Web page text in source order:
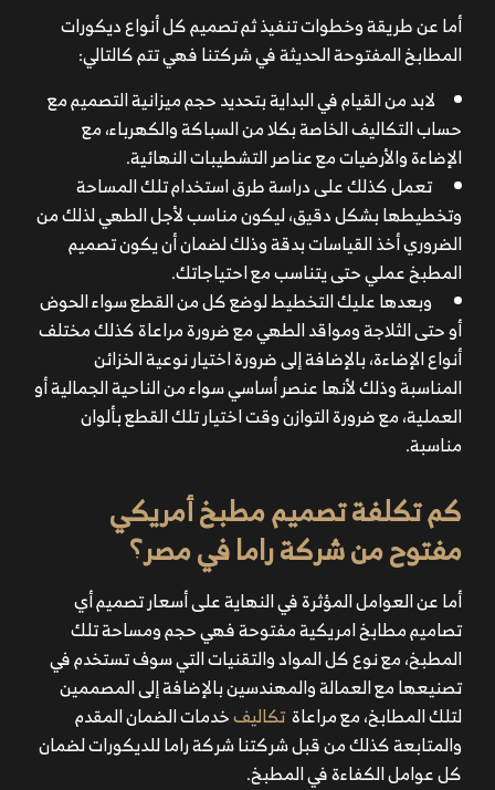
أما عن طريقة وخطوات تنفيذ ثم تصميم كل أنواع ديكورات
المطابخ المفتوحة الحديثة في شركتنا فهي تتم كالتالي:
لابد من القيام في البداية بتحديد حجم ميزانية التصميم مع
حساب التكاليف الخاصة بكلا من السباكة والكهرباء، مع
الإضاءة والأرضيات مع عناصر التشطيبات النهائية.
تعمل كذلك على دراسة طرق استخدام تلك المساحة
وتخطيطها بشكل دقيق، ليكون مناسب لأجل الطهي لذلك من
الضروري أخذ القياسات بدقة وذلك لضمان أن يكون تصميم
المطبخ عملي حتى يتناسب مع احتياجاتك.
وبعدها عليك التخطيط لوضع كل من القطع سواء الحوض
أو حتى الثلاجة ومواقد الطهي مع ضرورة مراعاة كذلك مختلف
أنواع الإضاءة، بالإضافة إلى ضرورة اختيار نوعية الخزائن
المناسبة وذلك لأنها عنصر أساسي سواء من الناحية الجمالية أو
العملية، مع ضرورة التوازن وقت اختيار تلك القطع بألوان
مناسبة.
كم تكلفة تصميم مطبخ أمريكي
مفتوح من شركة راما في مصر؟
أما عن العوامل المؤثرة في النهاية على أسعار تصميم أي
تصاميم مطابخ امريكية مفتوحة فهي حجم ومساحة تلك
المطبخ، مع نوع كل المواد والتقنيات التي سوف تستخدم في
تصنيعها مع العمالة والمهندسين بالإضافة إلى المصممين
لتلك المطابخ، مع مراعاة تكاليفخدمات الضمان المقدم
والمتابعة كذلك من قبل شركتنا شركة راما للديكورات لضمان
كل عوامل الكفاءة في المطبخ.